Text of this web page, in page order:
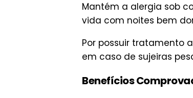
Mantém a alergia sob
vida com noites bem
Por possuir tratamento
em caso de sujeiras
Benefícios